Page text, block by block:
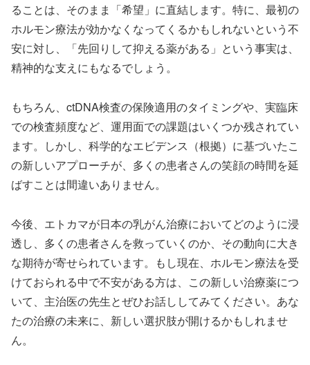
ることは、そのまま「希望」に直結します。特に、最初の
ホルモン療法が効かなくなってくるかもしれないという不
安に対し、「先回りして抑える薬がある」という事実は、
精神的な支えにもなるでしょう。
もちろん、ctDNA検査の保険適用のタイミングや、実臨床
での検査頻度など、運用面での課題はいくつか残されてい
ます。しかし、科学的なエビデンス（根拠）に基づいたこ
の新しいアプローチが、多くの患者さんの笑顔の時間を延
ばすことは間違いありません。
今後、エトカマが日本の乳がん治療においてどのように浸
透し、多くの患者さんを救っていくのか、その動向に大き
な期待が寄せられています。もし現在、ホルモン療法を受
けておられる中で不安がある方は、この新しい治療薬につ
いて、主治医の先生とぜひお話ししてみてください。あな
たの治療の未来に、新しい選択肢が開けるかもしれませ
ん。